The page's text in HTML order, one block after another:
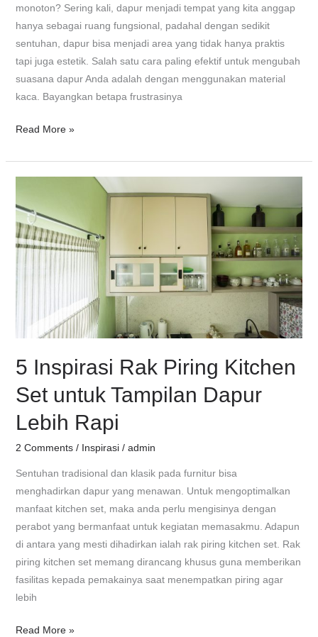
monoton? Sering kali, dapur menjadi tempat yang kita anggap
hanya sebagai ruang fungsional, padahal dengan sedikit
sentuhan, dapur bisa menjadi area yang tidak hanya praktis
tapi juga estetik. Salah satu cara paling efektif untuk mengubah
suasana dapur Anda adalah dengan menggunakan material
kaca. Bayangkan betapa frustrasinya
Read More »
5 Inspirasi Rak Piring Kitchen
Set untuk Tampilan Dapur
Lebih Rapi
2 Comments / Inspirasi/ admin
Sentuhan tradisional dan klasik pada furnitur bisa
menghadirkan dapur yang menawan. Untuk mengoptimalkan
manfaat kitchen set, maka anda perlu mengisinya dengan
perabot yang bermanfaat untuk kegiatan memasakmu. Adapun
di antara yang mesti dihadirkan ialah rak piring kitchen set. Rak
piring kitchen set memang dirancang khusus guna memberikan
fasilitas kepada pemakainya saat menempatkan piring agar
lebih
Inspirasi
Rak
Piring
Kitchen
Dapur
Rapi
Read More »